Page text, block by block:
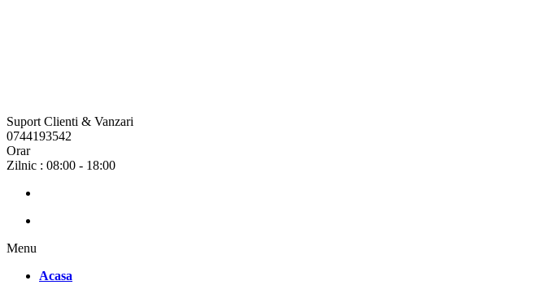
Suport Clienti & Vanzari
0744193542
Orar
Zilnic : 08:00 - 18:00
Menu
Acasa